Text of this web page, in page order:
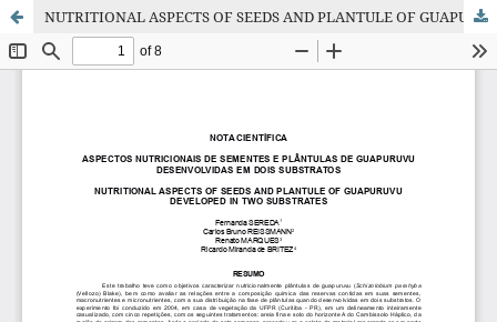
NUTRITIONAL ASPECTS OF SEEDS AND PLANTULE OF GUAPURUVU DEVELOPED IN TWO SUBSTRATES